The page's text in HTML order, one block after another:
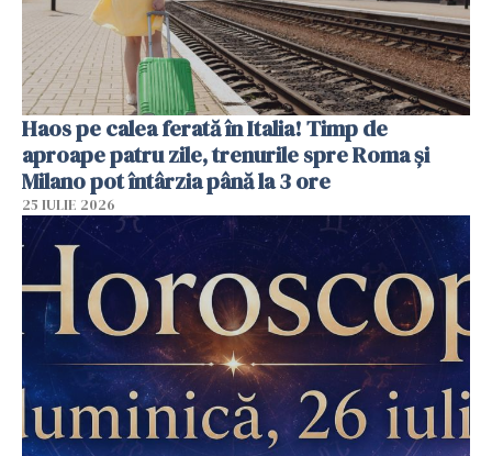
Haos pe calea ferată în Italia! Timp de
aproape patru zile, trenurile spre Roma și
Milano pot întârzia până la 3 ore
25 IULIE 2026